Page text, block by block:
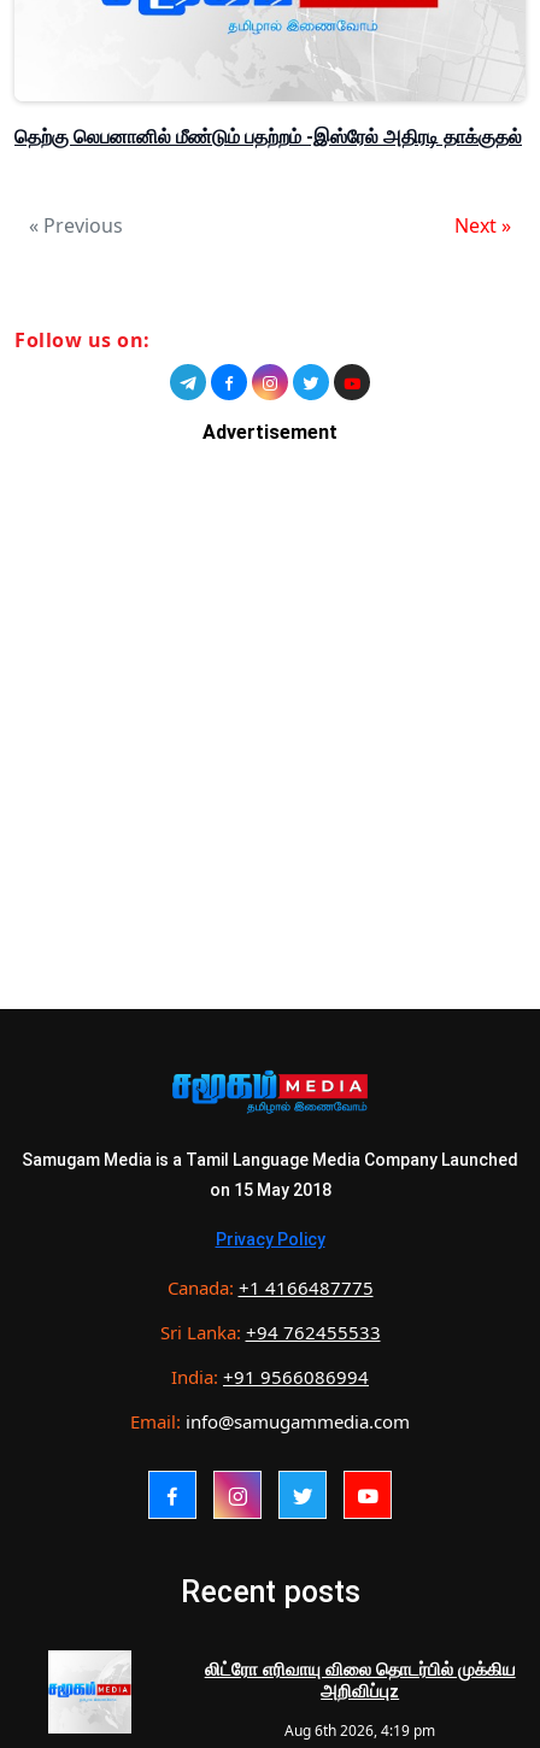
தெற்கு லெபனானில் மீண்டும் பதற்றம் -இஸ்ரேல் அதிரடி தாக்குதல்
« Previous Next »
Follow us on:
Advertisement
Samugam Media is a Tamil Language Media Company Launched
on 15 May 2018
Privacy Policy
Canada: +1 4166487775
Sri Lanka: +94 762455533
India: +91 9566086994
Email: info@samugammedia.com
Recent posts
லிட்ரோ எரிவாயு விலை தொடர்பில் முக்கிய
அறிவிப்புz
Aug 6th 2026, 4:19 pm